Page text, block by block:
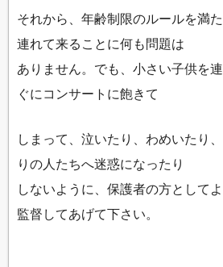
それから、年齢制限のルールを満
連れて来ることに何も問題は
ありません。でも、小さい子供を
ぐにコンサートに飽きて
しまって、泣いたり、わめいたり
りの人たちへ迷惑になったり
しないように、保護者の方として
監督してあげて下さい。